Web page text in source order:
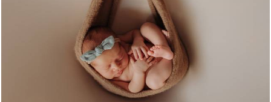
380 0